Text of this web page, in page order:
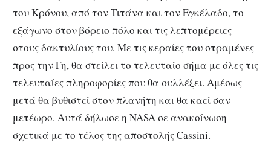
του Κρόνου, από τον Τιτάνα και τον Εγκέλαδο, το
εξάγωνο στον βόρειο πόλο και τις λεπτομέρειες
στους δακτυλίους του. Με τις κεραίες του στραμένες
προς την Γη, θα στείλει το τελευταίο σήμα με όλες τις
τελευταίες πληροφορίες που θα συλλέξει. Αμέσως
μετά θα βυθιστεί στον πλανήτη και θα καεί σαν
μετέωρο. Αυτά δήλωσε η NASA σε ανακοίνωση
σχετικά με το τέλος της αποστολής Cassini.